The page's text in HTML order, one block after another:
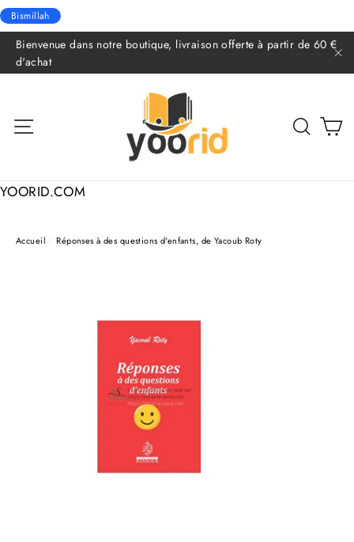
Bismillah
Passer
Bienvenue dans notre boutique, livraison offerte à partir de 60 €
d'achat
YOORID.COM
Accueil / Réponses à des questions d'enfants, de Yacoub Roty